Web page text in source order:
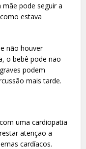
mãe pode seguir a
estava
não houver
o bebê pode não
podem
mais tarde.
uma cardiopatia
atenção a
cardíacos.